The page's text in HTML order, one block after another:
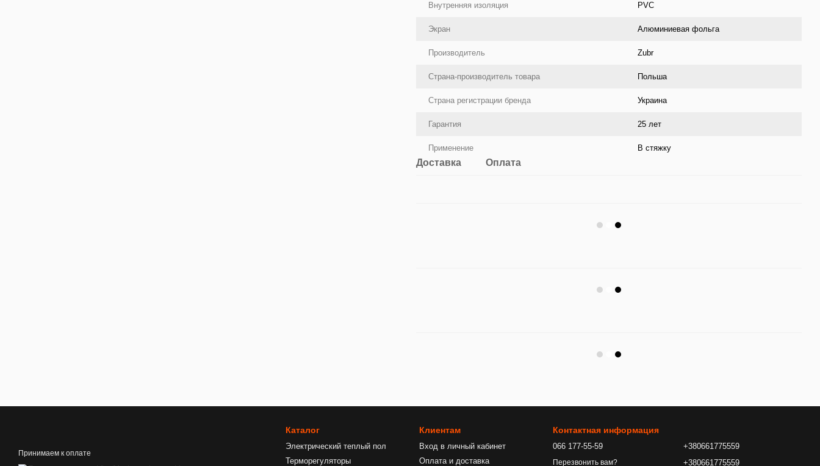
Внутренняя изоляция PVC
Экран Алюминиевая фольга
Производитель Zubr
Страна-производитель товара Польша
Страна регистрации бренда Украина
Гарантия 25 лет
Применение В стяжку
Доставка Оплата
Принимаем к оплате
Каталог
Электрический теплый пол
Терморегуляторы
Клиентам
Вход в личный кабинет
Оплата и доставка
Контактная информация
066 177-55-59
Перезвонить вам?
+380661775559
+380661775559